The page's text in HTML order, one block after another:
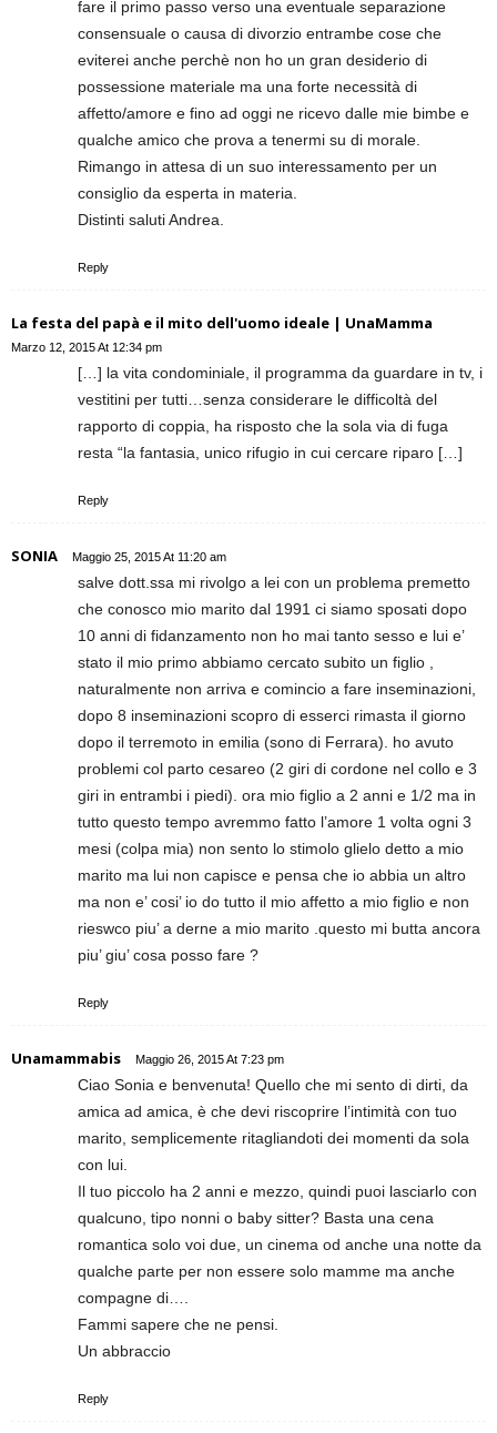
fare il primo passo verso una eventuale separazione
consensuale o causa di divorzio entrambe cose che
eviterei anche perchè non ho un gran desiderio di
possessione materiale ma una forte necessità di
affetto/amore e fino ad oggi ne ricevo dalle mie bimbe e
qualche amico che prova a tenermi su di morale.
Rimango in attesa di un suo interessamento per un
consiglio da esperta in materia.
Distinti saluti Andrea.
Reply
La festa del papà e il mito dell'uomo ideale | UnaMamma
Marzo 12, 2015 At 12:34 pm
[…] la vita condominiale, il programma da guardare in tv, i
vestitini per tutti…senza considerare le difficoltà del
rapporto di coppia, ha risposto che la sola via di fuga
resta “la fantasia, unico rifugio in cui cercare riparo […]
Reply
SONIA Maggio 25, 2015 At 11:20 am
salve dott.ssa mi rivolgo a lei con un problema premetto
che conosco mio marito dal 1991 ci siamo sposati dopo
10 anni di fidanzamento non ho mai tanto sesso e lui e’
stato il mio primo abbiamo cercato subito un figlio ,
naturalmente non arriva e comincio a fare inseminazioni,
dopo 8 inseminazioni scopro di esserci rimasta il giorno
dopo il terremoto in emilia (sono di Ferrara). ho avuto
problemi col parto cesareo (2 giri di cordone nel collo e 3
giri in entrambi i piedi). ora mio figlio a 2 anni e 1/2 ma in
tutto questo tempo avremmo fatto l’amore 1 volta ogni 3
mesi (colpa mia) non sento lo stimolo glielo detto a mio
marito ma lui non capisce e pensa che io abbia un altro
ma non e’ cosi’ io do tutto il mio affetto a mio figlio e non
rieswco piu’ a derne a mio marito .questo mi butta ancora
piu’ giu’ cosa posso fare ?
Reply
Unamammabis Maggio 26, 2015 At 7:23 pm
Ciao Sonia e benvenuta! Quello che mi sento di dirti, da
amica ad amica, è che devi riscoprire l’intimità con tuo
marito, semplicemente ritagliandoti dei momenti da sola
con lui.
Il tuo piccolo ha 2 anni e mezzo, quindi puoi lasciarlo con
qualcuno, tipo nonni o baby sitter? Basta una cena
romantica solo voi due, un cinema od anche una notte da
qualche parte per non essere solo mamme ma anche
compagne di….
Fammi sapere che ne pensi.
Un abbraccio
Reply